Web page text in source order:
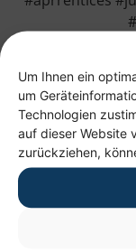
Um Ihnen ein
um
Technologien
auf dieser Website
zurückziehen,